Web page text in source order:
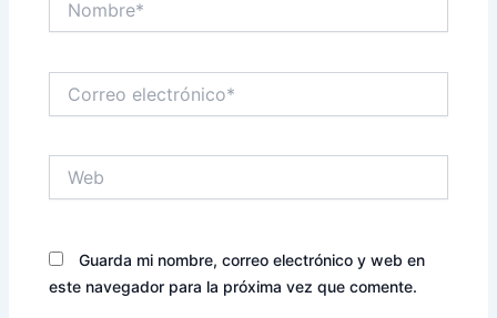
electrónico*
Guarda mi nombre, correo electrónico y web en
este navegador para la próxima vez que comente.